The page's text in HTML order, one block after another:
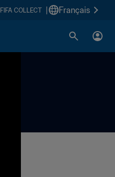
FIFA COLLECT Français